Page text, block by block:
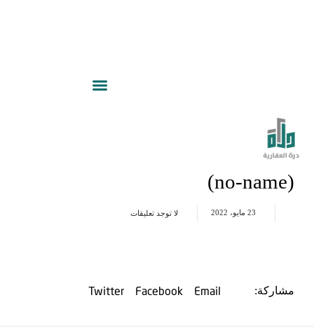
(no-name)
23 مايو، 2022 لا توجد تعليقات
مشاركة: Email
Facebook
Twitter